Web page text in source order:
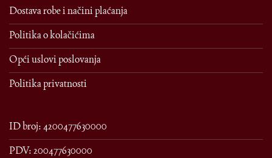
Dostava robe i načini plaćanja
Politika o kolačićima
Opći uslovi poslovanja
Politika privatnosti
ID broj: 4200477630000
PDV: 200477630000